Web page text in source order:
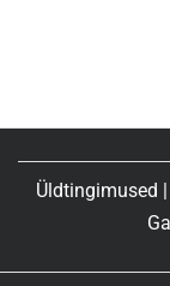
Üldtingimused